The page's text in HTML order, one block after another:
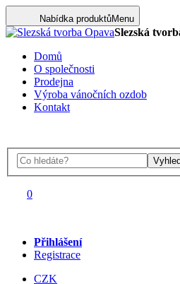
Nabídka produktůMenu
Slezská
Domů
O společnosti
Prodejna
Výroba vánočních ozdob
Kontakt
0
Přihlášení
Registrace
CZK